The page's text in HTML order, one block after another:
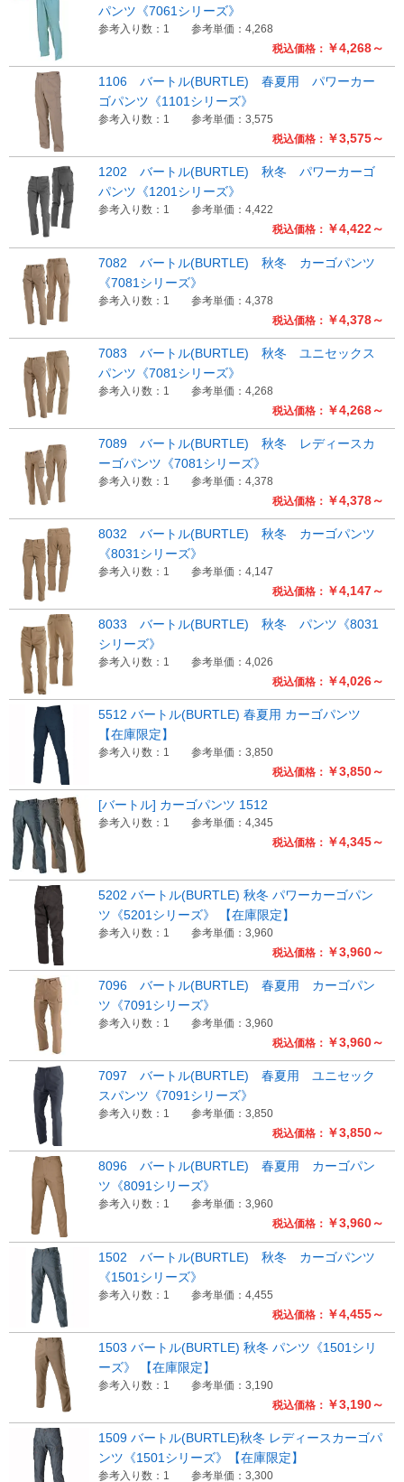
税込価格： ￥4,268～
パンツ《7061シリーズ》
参考入り数：1 参考単価：4,268
税込価格： ￥3,575～
1106 バートル(BURTLE) 春夏用 パワーカー
ゴパンツ《1101シリーズ》
参考入り数：1 参考単価：3,575
税込価格： ￥4,422～
1202 バートル(BURTLE) 秋冬 パワーカーゴ
パンツ《1201シリーズ》
参考入り数：1 参考単価：4,422
税込価格： ￥4,378～
7082 バートル(BURTLE) 秋冬 カーゴパンツ
《7081シリーズ》
参考入り数：1 参考単価：4,378
税込価格： ￥4,268～
7083 バートル(BURTLE) 秋冬 ユニセックス
パンツ《7081シリーズ》
参考入り数：1 参考単価：4,268
税込価格： ￥4,378～
7089 バートル(BURTLE) 秋冬 レディースカ
ーゴパンツ《7081シリーズ》
参考入り数：1 参考単価：4,378
税込価格： ￥4,147～
8032 バートル(BURTLE) 秋冬 カーゴパンツ
《8031シリーズ》
参考入り数：1 参考単価：4,147
税込価格： ￥4,026～
8033 バートル(BURTLE) 秋冬 パンツ《8031
シリーズ》
参考入り数：1 参考単価：4,026
税込価格： ￥3,850～
5512 バートル(BURTLE) 春夏用 カーゴパンツ
【在庫限定】
参考入り数：1 参考単価：3,850
税込価格： ￥4,345～
[バートル] カーゴパンツ 1512
参考入り数：1 参考単価：4,345
税込価格： ￥3,960～
5202 バートル(BURTLE) 秋冬 パワーカーゴパン
ツ《5201シリーズ》 【在庫限定】
参考入り数：1 参考単価：3,960
税込価格： ￥3,960～
7096 バートル(BURTLE) 春夏用 カーゴパン
ツ《7091シリーズ》
参考入り数：1 参考単価：3,960
税込価格： ￥3,850～
7097 バートル(BURTLE) 春夏用 ユニセック
スパンツ《7091シリーズ》
参考入り数：1 参考単価：3,850
税込価格： ￥3,960～
8096 バートル(BURTLE) 春夏用 カーゴパン
ツ《8091シリーズ》
参考入り数：1 参考単価：3,960
税込価格： ￥4,455～
1502 バートル(BURTLE) 秋冬 カーゴパンツ
《1501シリーズ》
参考入り数：1 参考単価：4,455
税込価格： ￥3,190～
1503 バートル(BURTLE) 秋冬 パンツ《1501シリ
ーズ》 【在庫限定】
参考入り数：1 参考単価：3,190
1509 バートル(BURTLE)秋冬 レディースカーゴパ
ンツ《1501シリーズ》【在庫限定】
参考入り数：1 参考単価：3,300